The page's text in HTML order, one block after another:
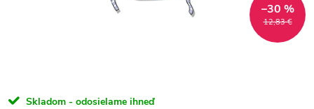
12,83 €
–30 %
Skladom - odosielame ihneď